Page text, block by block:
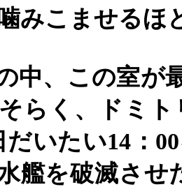
みこませるほ
中、この室が
らく、ドミ
だいたい14 ： 00
艦を破滅させ